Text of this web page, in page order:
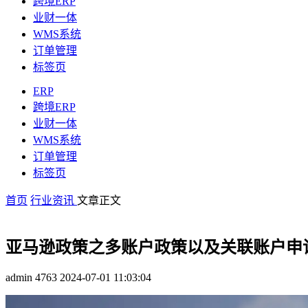
业财一体
WMS系统
订单管理
标签页
ERP
跨境ERP
业财一体
WMS系统
订单管理
标签页
首页 行业资讯 文章正文
亚马逊政策之多账户政策以及关联账户申
admin 4763 2024-07-01 11:03:04